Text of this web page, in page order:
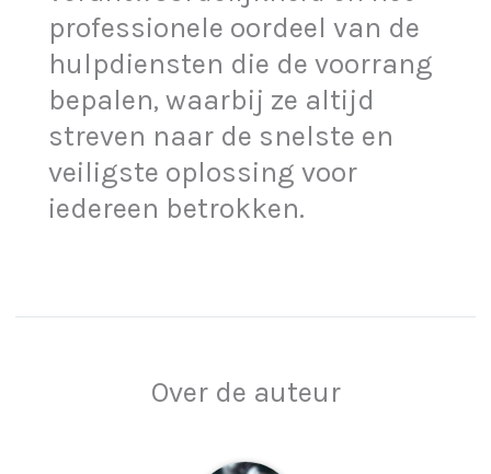
professionele oordeel van de
hulpdiensten die de voorrang
bepalen, waarbij ze altijd
streven naar de snelste en
veiligste oplossing voor
iedereen betrokken.
Over de auteur